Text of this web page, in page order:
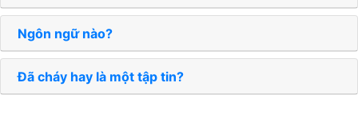
Ngôn ngữ nào?
Đã cháy hay là một tập tin?